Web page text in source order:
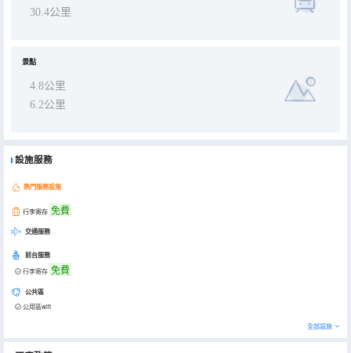
30.4公里
景點
4.8公里
6.2公里
設施服務
熱門服務設施
行李寄存 免費
交通服務
前台服務
行李寄存 免費
公共區
公用區wifi
全部設施